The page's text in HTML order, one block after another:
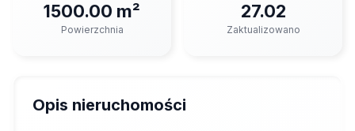
1500.00 m²
Powierzchnia
27.02
Zaktualizowano
Opis nieruchomości